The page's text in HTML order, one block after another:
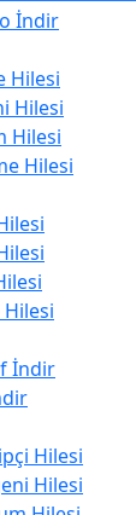
İndir
Hilesi
Hilesi
Hilesi
Hilesi
İndir
Hilesi
Hilesi